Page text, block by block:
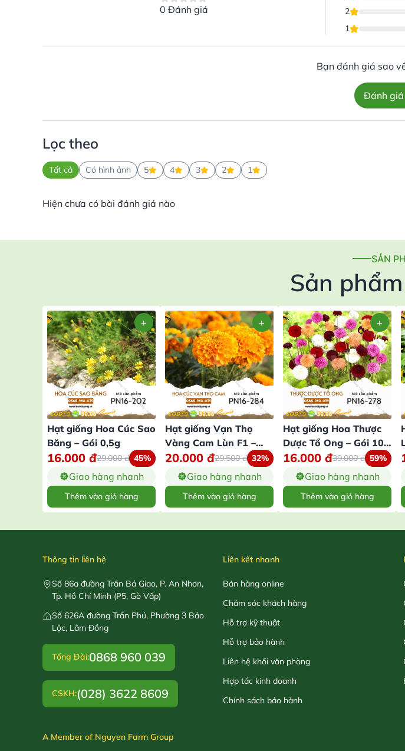
0 Đánh giá 2
1
Bạn đánh giá sao
Đánh
Lọc theo
Tất cả Có hình ảnh 5 4 3 2 1
Hiện chưa có bài đánh giá nào
SẢN
Sản
Hạt giống Hoa Cúc Sao
Băng – Gói 0,5g
16.000 đ29.000đ 45%
Giao hàng nhanh
Thêm vào giỏ hàng
Hạt giống Vạn Thọ
Vàng Cam Lùn F1 –
Gói 20 Hạt
20.000 đ29.500đ 32%
Giao hàng nhanh
Thêm vào giỏ hàng
Hạt giống Hoa Thược
Dược Tổ Ong – Gói 100
Hạt
16.000 đ39.000đ 59%
Giao hàng nhanh
Thêm vào giỏ hàng
Thông tin liên hệ
Số 86a đường Trần Bá Giao, P. An Nhơn,
Tp. Hồ Chí Minh (P5, Gò Vấp)
Số 626A đường Trần Phú, Phường 3 Bảo
Lộc, Lâm Đồng
Tổng Đài:0868 960 039
CSKH:(028) 3622 8609
A Member of Nguyen Farm Group
Liên kết nhanh
Bán hàng online
Chăm sóc khách hàng
Hỗ trợ kỹ thuật
Hỗ trợ bảo hành
Liên hệ khối văn phòng
Hợp tác kinh doanh
Chính sách bảo hành